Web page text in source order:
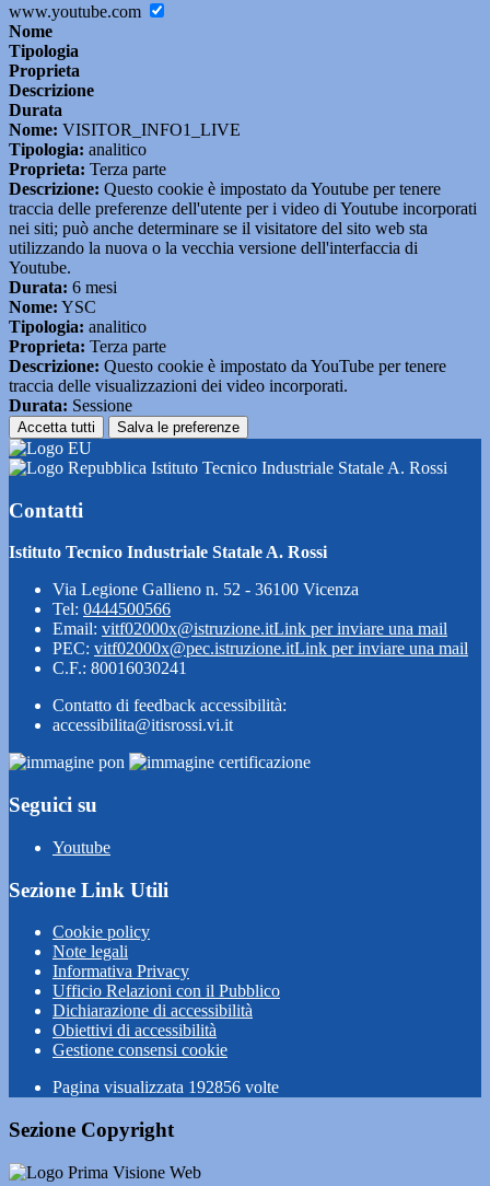
www.youtube.com
Nome
Tipologia
Proprieta
Descrizione
Durata
Nome: VISITOR_INFO1_LIVE
Tipologia: analitico
Proprieta: Terza parte
Descrizione: Questo cookie è impostato da Youtube per tenere
traccia delle preferenze dell'utente per i video di Youtube incorporati
nei siti; può anche determinare se il visitatore del sito web sta
utilizzando la nuova o la vecchia versione dell'interfaccia di
Youtube.
Durata: 6 mesi
Nome: YSC
Tipologia: analitico
Proprieta: Terza parte
Descrizione: Questo cookie è impostato da YouTube per tenere
traccia delle visualizzazioni dei video incorporati.
Durata: Sessione
Accetta tutti Salva le preferenze
Istituto Tecnico Industriale Statale A. Rossi
Contatti
Istituto Tecnico Industriale Statale A. Rossi
Via Legione Gallieno n. 52 - 36100 Vicenza
Tel: 0444500566
Email: vitf02000x@istruzione.itLink per inviare una mail
PEC: vitf02000x@pec.istruzione.itLink per inviare una mail
C.F.: 80016030241
Contatto di feedback accessibilità:
accessibilita@itisrossi.vi.it
Seguici su
Youtube
Sezione Link Utili
Cookie policy
Note legali
Informativa Privacy
Ufficio Relazioni con il Pubblico
Dichiarazione di accessibilità
Obiettivi di accessibilità
Gestione consensi cookie
Pagina visualizzata 192856 volte
Sezione Copyright